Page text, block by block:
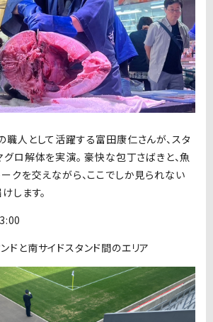
人として活躍する富田康仁さんが、スタ
ロ解体を実演。 豪快な包丁さばきと、魚
クを交えながら、ここでしか見られない
します。
ンドと南サイドスタンド間のエリア